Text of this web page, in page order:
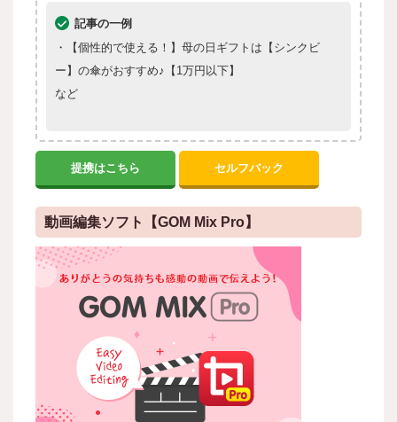
記事の一例
・【個性的で使える！】母の日ギフトは【シンクビ
ー】の傘がおすすめ♪【1万円以下】
など
提携はこちら セルフバック
動画編集ソフト【GOM Mix Pro】